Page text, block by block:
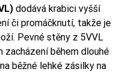
dodává krabici vyšší
či promáčknutí, takže je
Pevné stěny z 5VVL
zacházení během dlouhé
běžné lehké zásilky na